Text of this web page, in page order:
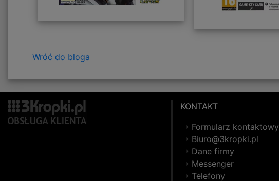
Wróć do bloga
KONTAKT
Formularz kontaktowy
Biuro@3kropki.pl
Dane firmy
Messenger
Telefony